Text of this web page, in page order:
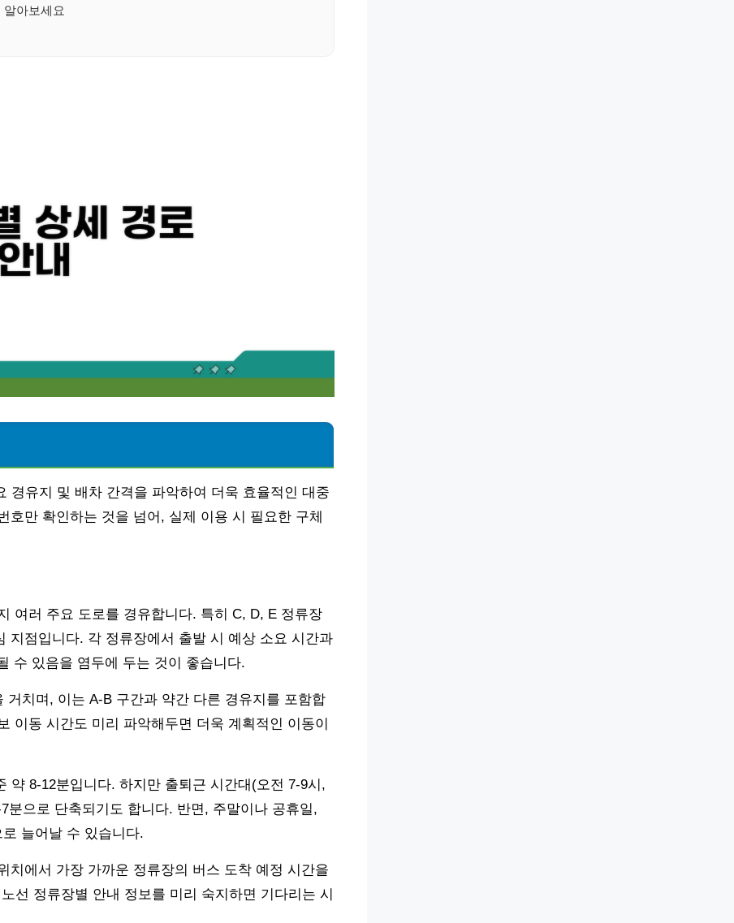
알아보세요
경유지 및 배차 간격을 파악하여 더욱 효율적인 대중
호만 확인하는 것을 넘어, 실제 이용 시 필요한 구체
여러 주요 도로를 경유합니다. 특히 C, D, E 정류장
지점입니다. 각 정류장에서 출발 시 예상 소요 시간과
수 있음을 염두에 두는 것이 좋습니다.
거치며, 이는 A-B 구간과 약간 다른 경유지를 포함합
이동 시간도 미리 파악해두면 더욱 계획적인 이동이
약 8-12분입니다. 하지만 출퇴근 시간대(오전 7-9시,
분으로 단축되기도 합니다. 반면, 주말이나 공휴일,
늘어날 수 있습니다.
치에서 가장 가까운 정류장의 버스 도착 예정 시간을
선 정류장별 안내 정보를 미리 숙지하면 기다리는 시